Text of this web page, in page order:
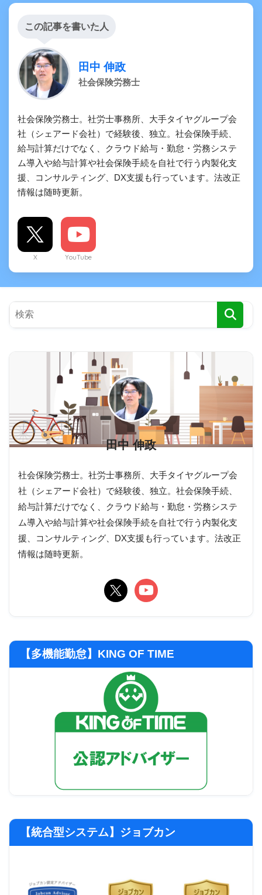
この記事を書いた人
田中 伸政
社会保険労務士
社会保険労務士。社労士事務所、大手タイヤグループ会
社（シェアード会社）で経験後、独立。社会保険手続、
給与計算だけでなく、クラウド給与・勤怠・労務システ
ム導入や給与計算や社会保険手続を自社で行う内製化支
援、コンサルティング、DX支援も行っています。法改正
情報は随時更新。
X YouTube
田中 伸政
社会保険労務士。社労士事務所、大手タイヤグループ会
社（シェアード会社）で経験後、独立。社会保険手続、
給与計算だけでなく、クラウド給与・勤怠・労務システ
ム導入や給与計算や社会保険手続を自社で行う内製化支
援、コンサルティング、DX支援も行っています。法改正
情報は随時更新。
【多機能勤怠】KING OF TIME
【統合型システム】ジョブカン